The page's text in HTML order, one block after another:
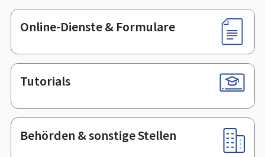
Online-Dienste & Formulare
Tutorials
Behörden & sonstige Stellen